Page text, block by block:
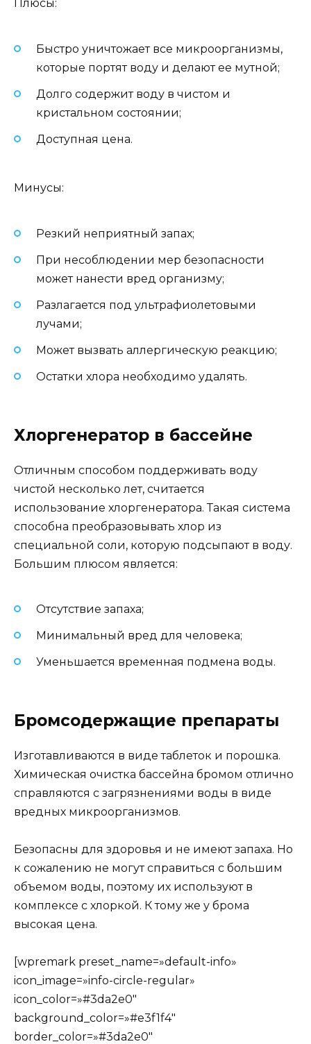
Плюсы:
Быстро уничтожает все микроорганизмы,
которые портят воду и делают ее мутной;
Долго содержит воду в чистом и
кристальном состоянии;
Доступная цена.
Минусы:
Резкий неприятный запах;
При несоблюдении мер безопасности
может нанести вред организму;
Разлагается под ультрафиолетовыми
лучами;
Может вызвать аллергическую реакцию;
Остатки хлора необходимо удалять.
Хлоргенератор в бассейне
Отличным способом поддерживать воду
чистой несколько лет, считается
использование хлоргенератора. Такая система
способна преобразовывать хлор из
специальной соли, которую подсыпают в воду.
Большим плюсом является:
Отсутствие запаха;
Минимальный вред для человека;
Уменьшается временная подмена воды.
Бромсодержащие препараты
Изготавливаются в виде таблеток и порошка.
Химическая очистка бассейна бромом отлично
справляются с загрязнениями воды в виде
вредных микроорганизмов.
Безопасны для здоровья и не имеют запаха. Но
к сожалению не могут справиться с большим
объемом воды, поэтому их используют в
комплексе с хлоркой. К тому же у брома
высокая цена.
[wpremark preset_name=»default-info»
icon_image=»info-circle-regular»
icon_color=»#3da2e0″
background_color=»#e3f1f4″
border_color=»#3da2e0″